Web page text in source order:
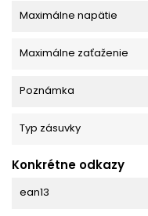
Maximálne napätie
Maximálne zaťaženie
Poznámka
Typ zásuvky
Konkrétne odkazy
ean13